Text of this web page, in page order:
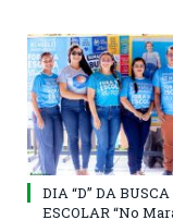
DIA “D” DA
ESCOLAR “No